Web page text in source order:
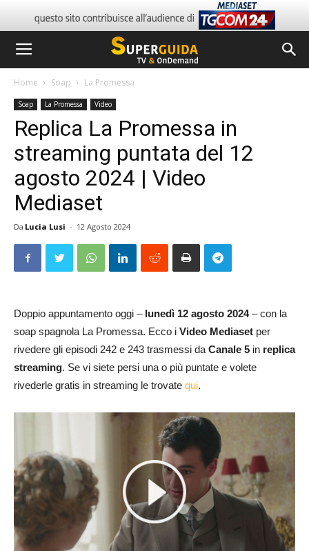
Home Soap La Promessa
Soap La Promessa Video
Replica La Promessa in
streaming puntata del 12
agosto 2024 | Video
Mediaset
Da Lucia Lusi - 12 Agosto 2024
Doppio appuntamento oggi –lunedì 12 agosto 2024– con la
soap spagnola La Promessa. Ecco i Video Mediaset per
rivedere gli episodi 242 e 243 trasmessi da Canale 5 in replica
streaming. Se vi siete persi una o più puntate e volete
rivederle gratis in streaming le trovate qui.